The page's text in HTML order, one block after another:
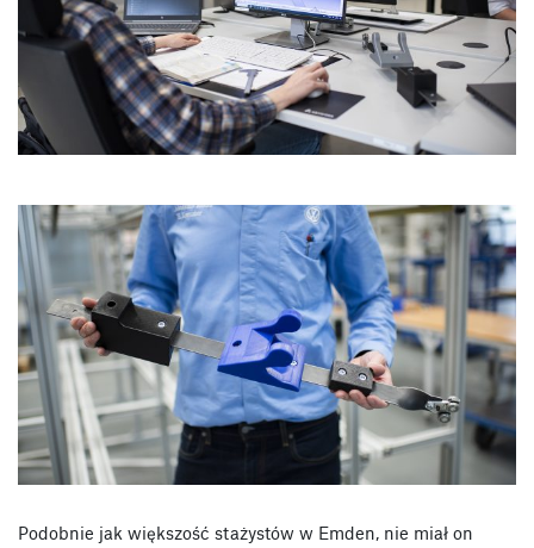
Podobnie jak większość stażystów w Emden, nie miał on